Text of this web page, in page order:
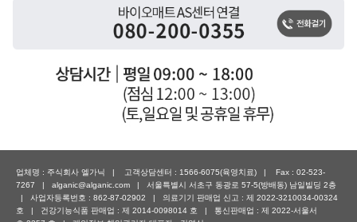
업체명 : 주식회사 엘가닉 | 고객상담센터 : 1566-6075(육영치료) | Fax : 02-523-
7267 | alganic@alganic.com | 서울특별시 서초구 동광로 57-5(방배동) 남일빌딩 2층
| 사업자등록번호 : 862-87-02902 | 의료기기 판매업 신고 : 제 2022-3210034-00324
호 | 건강기능식품 판매업 : 제 2014-0098014 호 | 통신판매업 : 제 2022-서울서